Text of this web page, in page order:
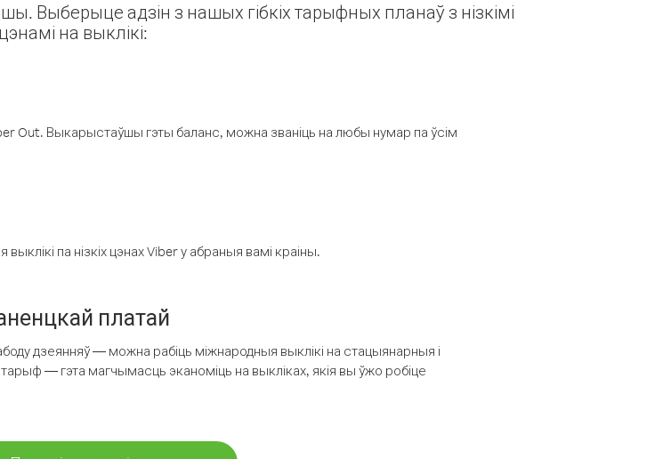
Выберыце адзін з нашых гібкіх тарыфных планаў з нізкімі
цэнамі на выклікі:
Out. Выкарыстаўшы гэты баланс, можна званіць на любы нумар па ўсім
па нізкіх цэнах Viber у абраныя вамі краіны.
платай
дзеянняў — можна рабіць міжнародныя выклікі на стацыянарныя і
— гэта магчымасць эканоміць на выкліках, якія вы ўжо робіце